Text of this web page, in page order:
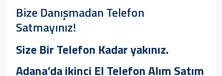
Bize Danışmadan Telefon
Satmayınız!
Size Bir Telefon Kadar yakınız.
Adana’da ikinci El Telefon Alım Satım